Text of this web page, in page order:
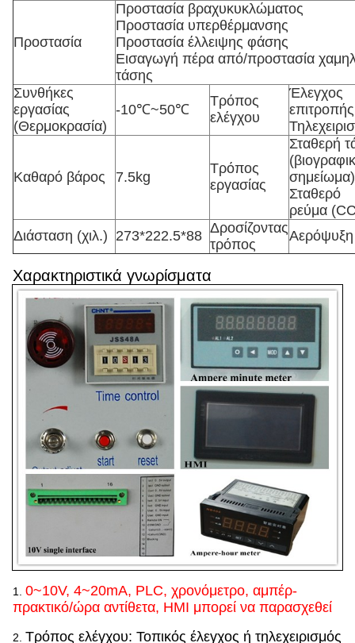
Προστασία
Προστασία βραχυκυκλώματος
Προστασία υπερθέρμανσης
Προστασία έλλειψης φάσης
Εισαγωγή πέρα από/προστασία
τάσης
Συνθήκες
εργασίας
(Θερμοκρασία)
-10℃~50℃
Τρόπος
ελέγχου
Έλεγχος
επιτροπής
Καθαρό βάρος 7.5kg
Τρόπος
εργασίας
Σταθερή
σημείωμα)
Σταθερό
ρεύμα
Διάσταση (χιλ.) 273*222.5*88 Δροσίζοντας
τρόπος
Αερόψυξη
Χαρακτηριστικά γνωρίσματα
1. 0~10V, 4~20mA, PLC, χρονόμετρο, αμπέρ-
πρακτικό/ώρα αντίθετα, HMI μπορεί να παρασχεθεί
2. Τρόπος ελέγχου: Τοπικός έλεγχος ή τηλεχειρισμός